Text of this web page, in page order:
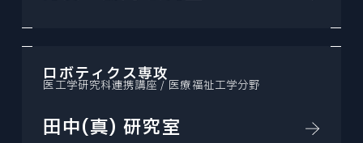
ロボティクス専攻
医工学研究科連携講座 / 医療福祉工学分野
田中(真) 研究室